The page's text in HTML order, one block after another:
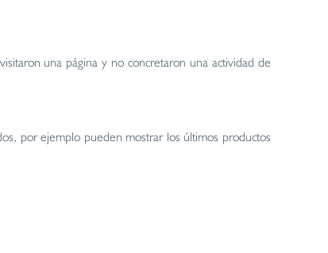
una página y no concretaron una actividad de
por ejemplo pueden mostrar los últimos productos